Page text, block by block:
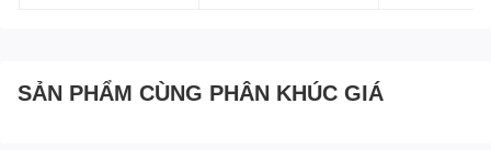
SẢN PHẨM CÙNG PHÂN KHÚC GIÁ